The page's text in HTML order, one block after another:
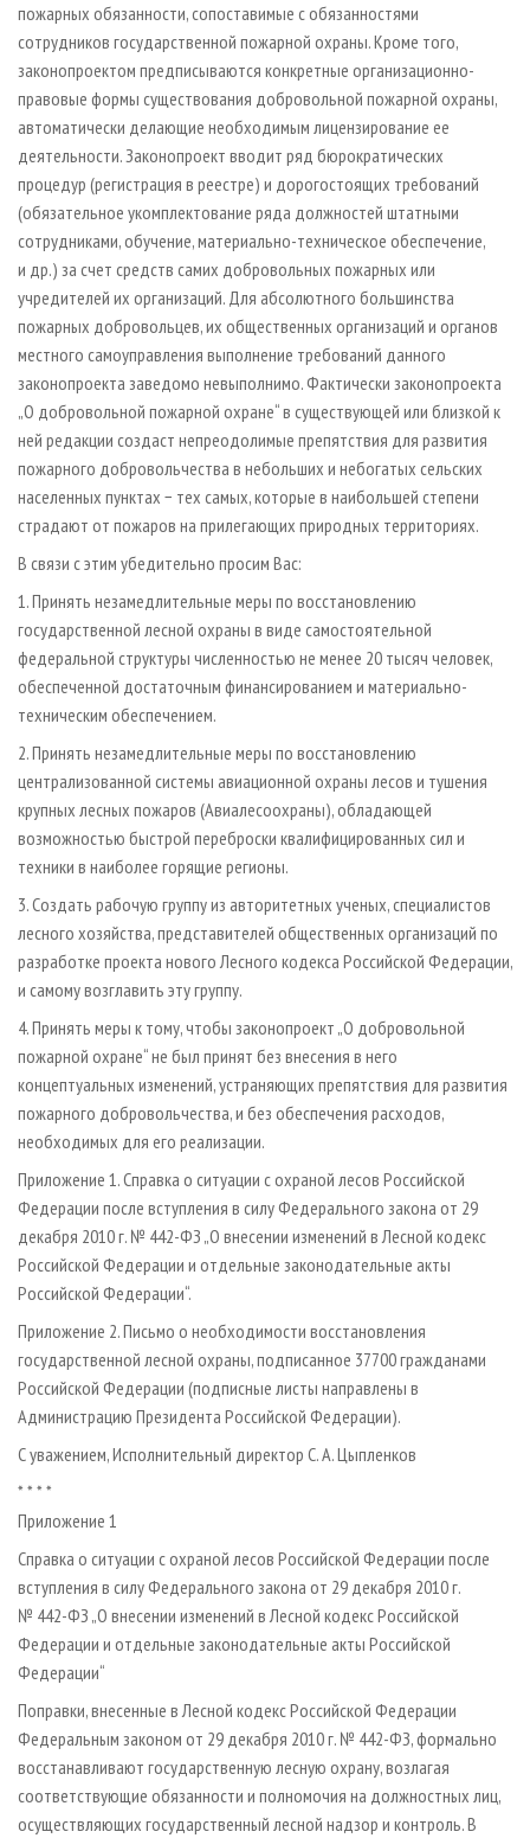
пожарных обязанности, сопоставимые с обязанностями
сотрудников государственной пожарной охраны. Кроме того,
законопроектом предписываются конкретные организационно-
правовые формы существования добровольной пожарной охраны,
автоматически делающие необходимым лицензирование ее
деятельности. Законопроект вводит ряд бюрократических
процедур (регистрация в реестре) и дорогостоящих требований
(обязательное укомплектование ряда должностей штатными
сотрудниками, обучение, материально-техническое обеспечение,
и др.) за счет средств самих добровольных пожарных или
учредителей их организаций. Для абсолютного большинства
пожарных добровольцев, их общественных организаций и органов
местного самоуправления выполнение требований данного
законопроекта заведомо невыполнимо. Фактически законопроекта
„О добровольной пожарной охране“ в существующей или близкой к
ней редакции создаст непреодолимые препятствия для развития
пожарного добровольчества в небольших и небогатых сельских
населенных пунктах − тех самых, которые в наибольшей степени
страдают от пожаров на прилегающих природных территориях.
В связи с этим убедительно просим Вас:
1. Принять незамедлительные меры по восстановлению
государственной лесной охраны в виде самостоятельной
федеральной структуры численностью не менее 20 тысяч человек,
обеспеченной достаточным финансированием и материально-
техническим обеспечением.
2. Принять незамедлительные меры по восстановлению
централизованной системы авиационной охраны лесов и тушения
крупных лесных пожаров (Авиалесоохраны), обладающей
возможностью быстрой переброски квалифицированных сил и
техники в наиболее горящие регионы.
3. Создать рабочую группу из авторитетных ученых, специалистов
лесного хозяйства, представителей общественных организаций по
разработке проекта нового Лесного кодекса Российской Федерации,
и самому возглавить эту группу.
4. Принять меры к тому, чтобы законопроект „О добровольной
пожарной охране“ не был принят без внесения в него
концептуальных изменений, устраняющих препятствия для развития
пожарного добровольчества, и без обеспечения расходов,
необходимых для его реализации.
Приложение 1. Справка о ситуации с охраной лесов Российской
Федерации после вступления в силу Федерального закона от 29
декабря 2010 г. № 442-ФЗ „О внесении изменений в Лесной кодекс
Российской Федерации и отдельные законодательные акты
Российской Федерации“.
Приложение 2. Письмо о необходимости восстановления
государственной лесной охраны, подписанное 37700 гражданами
Российской Федерации (подписные листы направлены в
Администрацию Президента Российской Федерации).
С уважением, Исполнительный директор С. А. Цыпленков
* * * *
Приложение 1
Справка о ситуации с охраной лесов Российской Федерации после
вступления в силу Федерального закона от 29 декабря 2010 г.
№ 442-ФЗ „О внесении изменений в Лесной кодекс Российской
Федерации и отдельные законодательные акты Российской
Федерации“
Поправки, внесенные в Лесной кодекс Российской Федерации
Федеральным законом от 29 декабря 2010 г. № 442-ФЗ, формально
восстанавливают государственную лесную охрану, возлагая
соответствующие обязанности и полномочия на должностных лиц,
осуществляющих государственный лесной надзор и контроль. В